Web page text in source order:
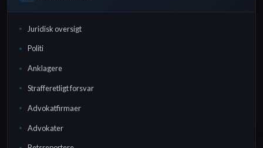
Juridisk oversigt
Politi
Anklagere
Strafferetligt forsvar
Advokatfirmaer
Advokater